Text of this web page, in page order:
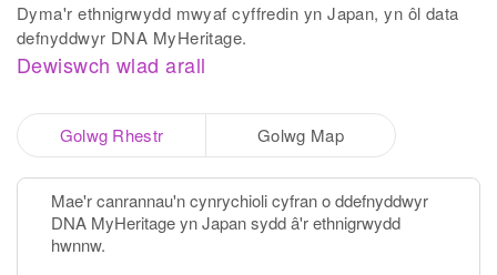
Dyma'r ethnigrwydd mwyaf cyffredin yn Japan, yn ôl data
defnyddwyr DNA MyHeritage.
Dewiswch wlad arall
Golwg Rhestr Golwg Map
Mae'r canrannau'n cynrychioli cyfran o ddefnyddwyr
DNA MyHeritage yn Japan sydd â'r ethnigrwydd
hwnnw.